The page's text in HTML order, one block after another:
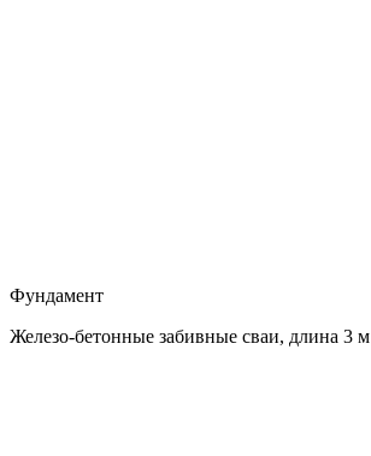
Фундамент
Железо-бетонные забивные сваи, длина 3 м